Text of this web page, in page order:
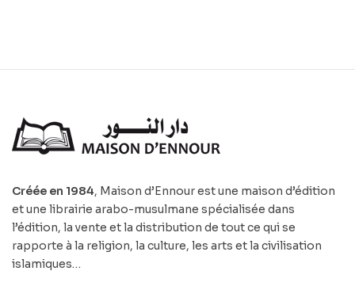
Créée en 1984, Maison d’Ennour est une maison d’édition
et une librairie arabo-musulmane spécialisée dans
l’édition, la vente et la distribution de tout ce qui se
rapporte à la religion, la culture, les arts et la civilisation
islamiques…